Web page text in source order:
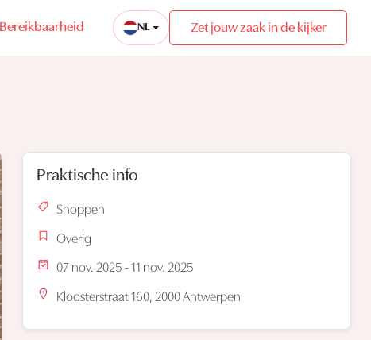
Bereikbaarheid NL Zet jouw zaak in de kijker
Praktische info
Shoppen
Overig
07 nov. 2025 - 11 nov. 2025
Kloosterstraat 160, 2000 Antwerpen